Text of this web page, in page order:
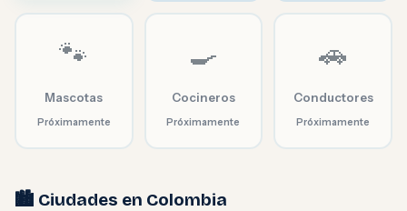
🐾
Mascotas
Próximamente
🍳
Cocineros
Próximamente
🚗
Conductores
Próximamente
🏙️ Ciudades en Colombia